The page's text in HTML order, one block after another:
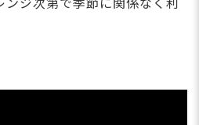
ジ次第で季節に関係なく利